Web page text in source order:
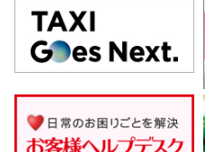
当社は就職氷河期世代の方々を
の受け入れを実施しています
2021.12.02
求人サイト「P-CHAN TAXI」
2021.10.26
令和3年11月1日から半田市地